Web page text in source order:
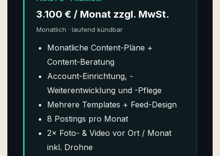
3.100 € / Monat zzgl. MwSt.
Monatlich · laufend kündbar
Monatliche Content-Pläne +
Content-Beratung
Account-Einrichtung, -
Weiterentwicklung und -Pflege
Mehrere Templates + Feed-Design
8 Postings pro Monat
2× Foto- & Video vor Ort / Monat
inkl. Drohne